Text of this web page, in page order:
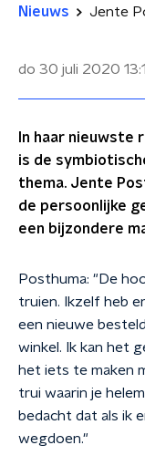
Nieuws
do 30 juli 2020
In haar nieuwste
is de
thema. Jente
de persoonlijke
een bijzondere
Posthuma: "De
truien. Ikzelf heb
een nieuwe
winkel. Ik kan het
het iets te maken
trui waarin je
bedacht dat als ik
wegdoen."